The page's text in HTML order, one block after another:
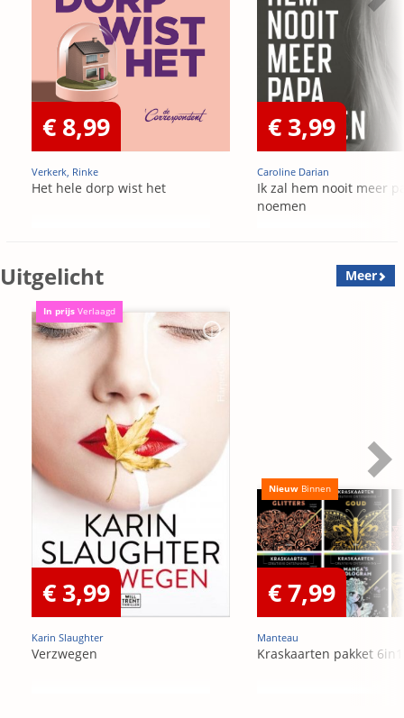
€ 8,99
Verkerk, Rinke
Het hele dorp wist het
€ 3,99
Caroline Darian
Ik zal hem nooit meer
noemen
Uitgelicht Meer
In prijs Verlaagd
€ 3,99
Karin Slaughter
Verzwegen
Nieuw Binnen
€ 7,99
Manteau
Kraskaarten pakket 6in1